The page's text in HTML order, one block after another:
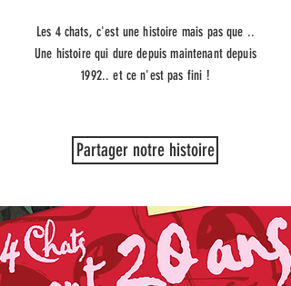
Les 4 chats, c'est une histoire mais pas que ..
Une histoire qui dure depuis maintenant depuis
1992.. et ce n'est pas fini !
Partager notre histoire